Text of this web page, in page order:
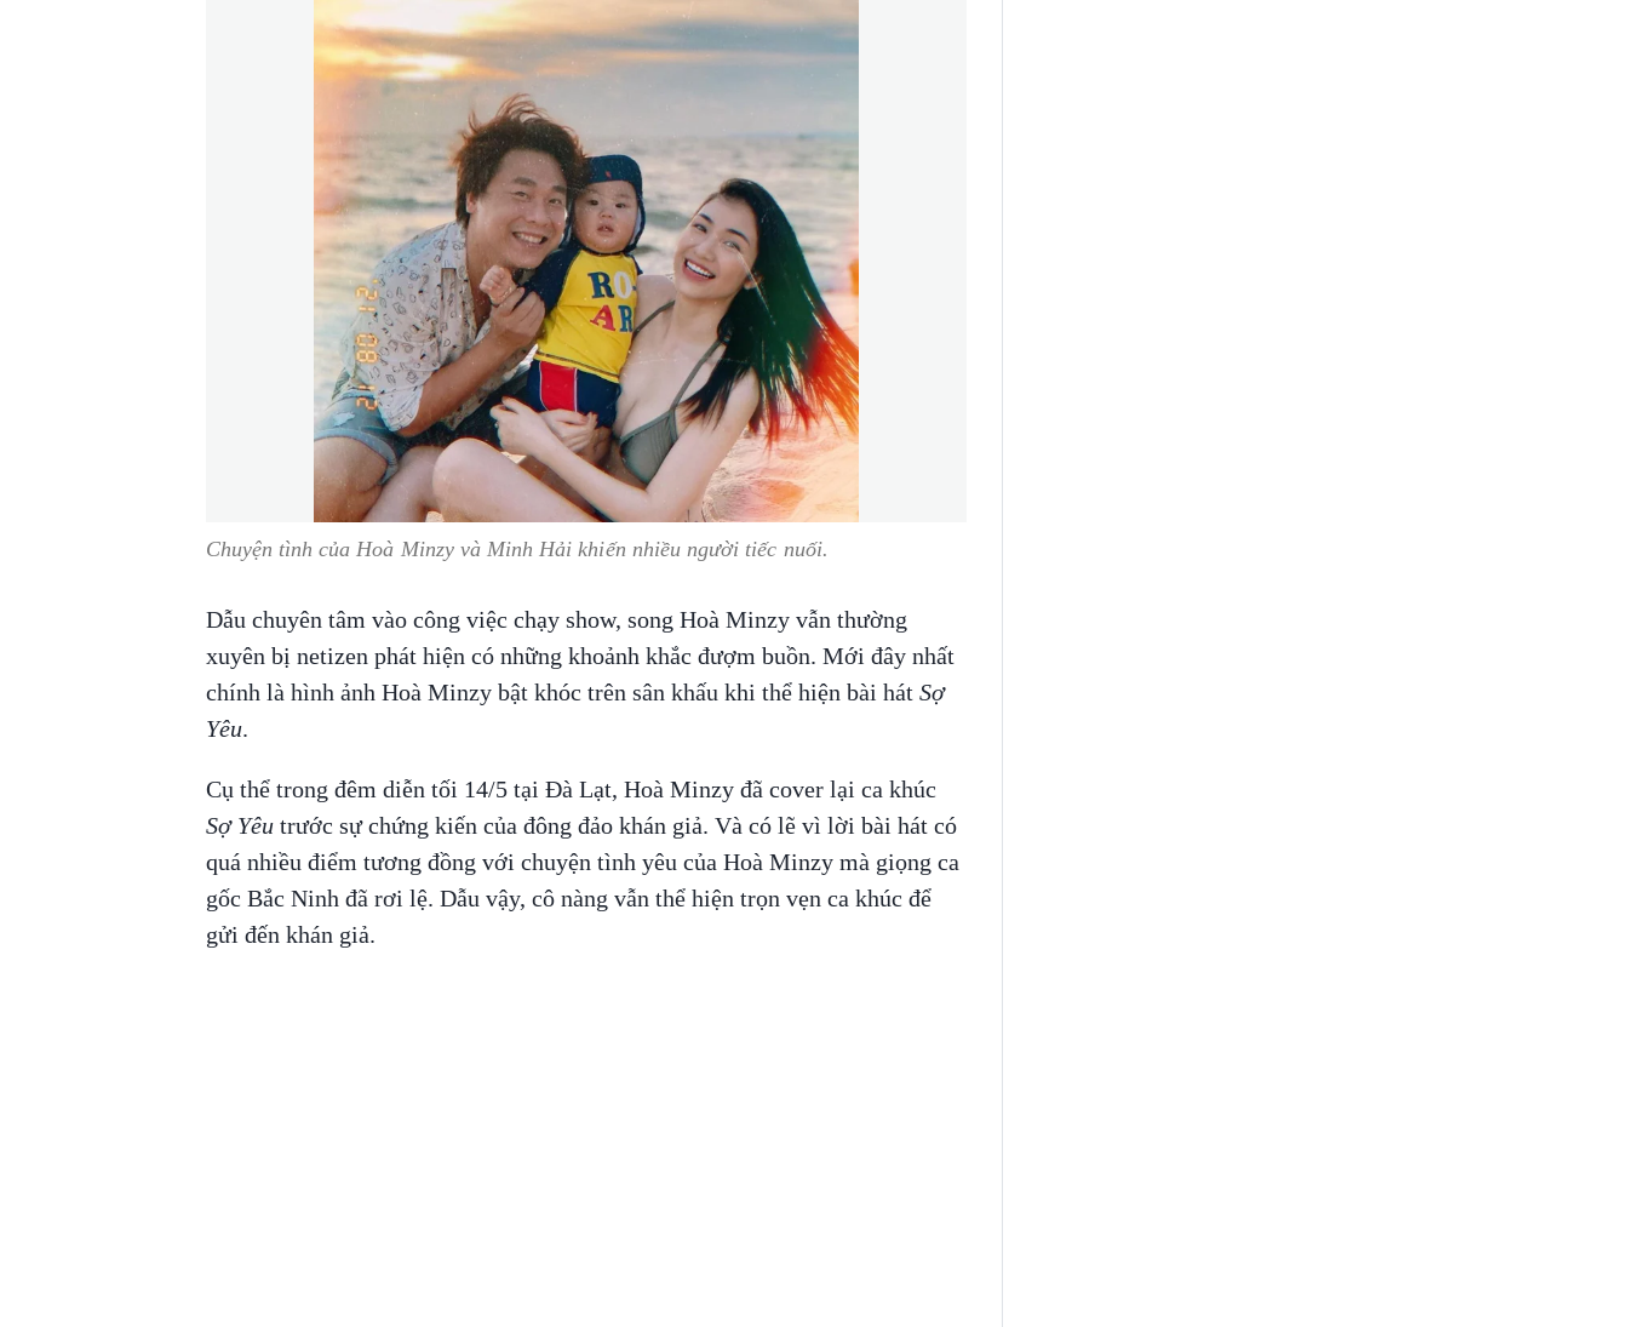
Chuyện tình của Hoà Minzy và Minh Hải khiến nhiều người tiếc nuối.
Dẫu chuyên tâm vào công việc chạy show, song Hoà Minzy vẫn thường
xuyên bị netizen phát hiện có những khoảnh khắc đượm buồn. Mới đây nhất
chính là hình ảnh Hoà Minzy bật khóc trên sân khấu khi thể hiện bài hát Sợ
Yêu.
Cụ thể trong đêm diễn tối 14/5 tại Đà Lạt, Hoà Minzy đã cover lại ca khúc
Sợ Yêutrước sự chứng kiến của đông đảo khán giả. Và có lẽ vì lời bài hát có
quá nhiều điểm tương đồng với chuyện tình yêu của Hoà Minzy mà giọng ca
gốc Bắc Ninh đã rơi lệ. Dẫu vậy, cô nàng vẫn thể hiện trọn vẹn ca khúc để
gửi đến khán giả.